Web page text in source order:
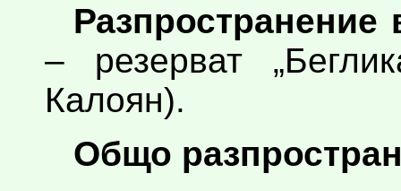
Разпространение
– резерват
Калоян).
Общо